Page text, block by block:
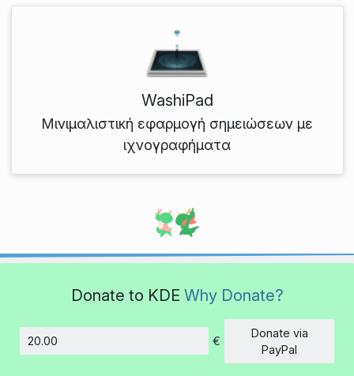
WashiPad
Μινιμαλιστική εφαρμογή σημειώσεων με
ιχνογραφήματα
Donate to KDE Why Donate?
Amount
€
Donate via
PayPal